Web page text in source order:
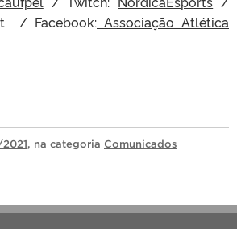
/ Facebook: Associação Atlética
, na categoria Comunicados